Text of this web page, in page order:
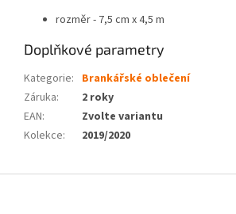
rozměr - 7,5 cm x 4,5 m
Doplňkové parametry
Kategorie: Brankářské oblečení
Záruka:
2 roky
EAN:
Zvolte variantu
Kolekce: 2019/2020